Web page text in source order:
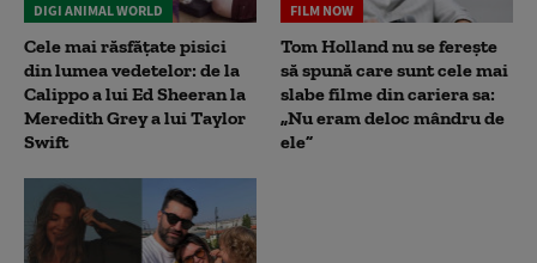
DIGI ANIMAL WORLD
Cele mai răsfățate pisici
din lumea vedetelor: de la
Calippo a lui Ed Sheeran la
Meredith Grey a lui Taylor
Swift
FILM NOW
Tom Holland nu se ferește
să spună care sunt cele mai
slabe filme din cariera sa:
„Nu eram deloc mândru de
ele”